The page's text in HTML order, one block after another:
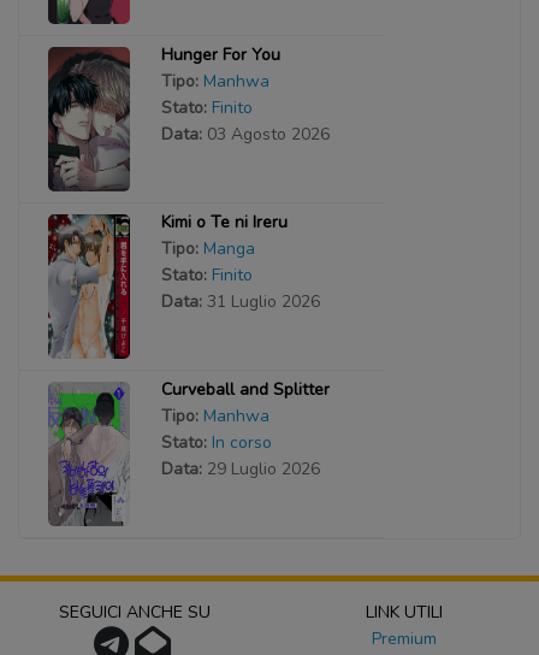
Hunger For You
Tipo: Manhwa
Stato: Finito
Data: 03 Agosto 2026
Kimi o Te ni Ireru
Tipo: Manga
Stato: Finito
Data: 31 Luglio 2026
Curveball and Splitter
Tipo: Manhwa
Stato: In corso
Data: 29 Luglio 2026
SEGUICI ANCHE SU
LINK UTILI
Premium